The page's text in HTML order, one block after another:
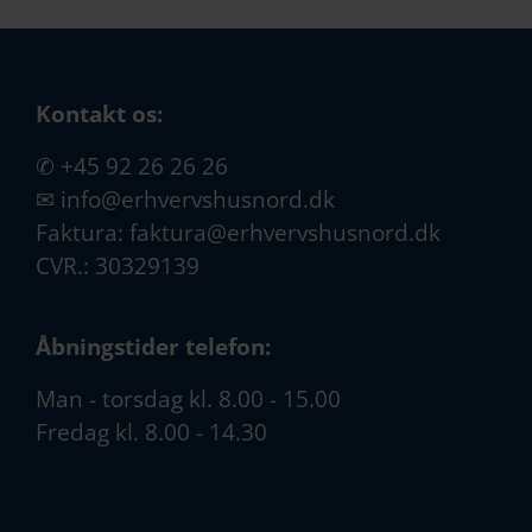
Kontakt os:
✆ +45 92 26 26 26
✉ info@erhvervshusnord.dk
Faktura: faktura@erhvervshusnord.dk
CVR.: 30329139
Åbningstider telefon:
Man - torsdag kl. 8.00 - 15.00
Fredag kl. 8.00 - 14.30